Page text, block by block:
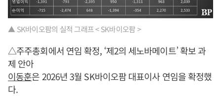
▲ SK바이오팜의 실적 그래프 < SK바이오팜 >
△주주총회에서 연임 확정, ‘제2의 세노바메이트’ 확보 과
제 안아
이동훈은 2026년 3월 SK바이오팜 대표이사 연임을 확정했
다.